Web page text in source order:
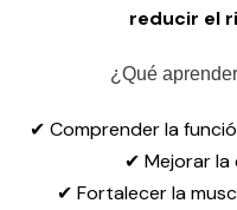
reducir el
¿Qué
✔ Comprender la
✔ Mejorar
✔ Fortalecer la